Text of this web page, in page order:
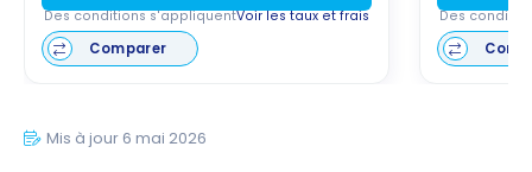
Des conditions s'appliquentVoir les taux et frais
Comparer
Des
Mis à jour 6 mai 2026